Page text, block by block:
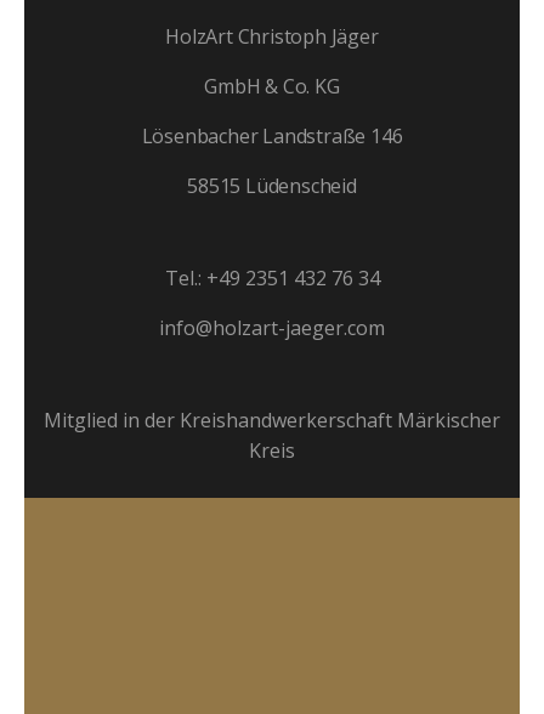
HolzArt Christoph Jäger
GmbH & Co. KG
Lösenbacher Landstraße 146
58515 Lüdenscheid
Tel.: +49 2351 432 76 34
info@holzart-jaeger.com
Mitglied in der Kreishandwerkerschaft Märkischer
Kreis